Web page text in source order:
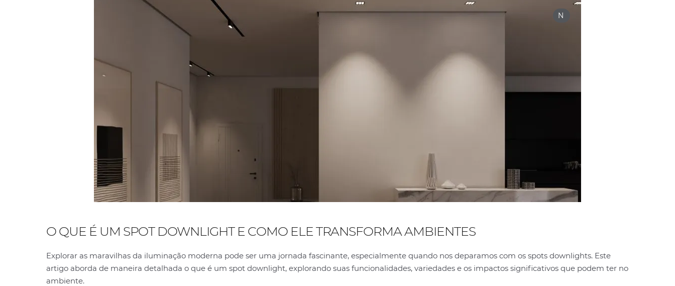
N
O QUE É UM SPOT DOWNLIGHT E COMO ELE TRANSFORMA AMBIENTES
Explorar as maravilhas da iluminação moderna pode ser uma jornada fascinante, especialmente quando nos deparamos com os spots downlights. Este
artigo aborda de maneira detalhada o que é um spot downlight, explorando suas funcionalidades, variedades e os impactos significativos que podem ter no
ambiente.